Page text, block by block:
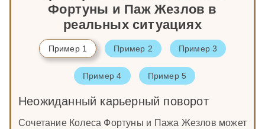
Фортуны и Паж Жезлов в
реальных ситуациях
Пример 1 Пример 2 Пример 3
Пример 4 Пример 5
Неожиданный карьерный поворот
Сочетание Колеса Фортуны и Пажа Жезлов может